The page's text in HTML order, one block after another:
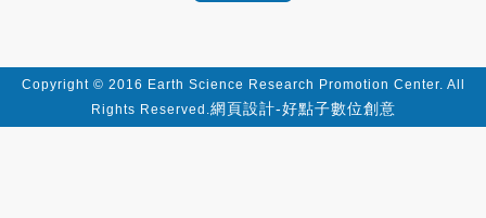
Copyright © 2016 Earth Science Research Promotion Center. All
Rights Reserved.網頁設計-好點子數位創意